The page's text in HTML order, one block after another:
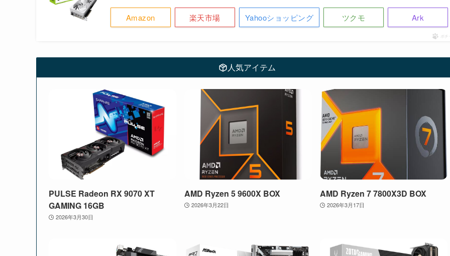
Amazon 楽天市場 Yahooショッピング ツクモ Ark
ポチ
人気アイテム
PULSE Radeon RX 9070 XT
GAMING 16GB
2026年3月30日
AMD Ryzen 5 9600X BOX
2026年3月22日
AMD Ryzen 7 7800X3D BOX
2026年3月17日